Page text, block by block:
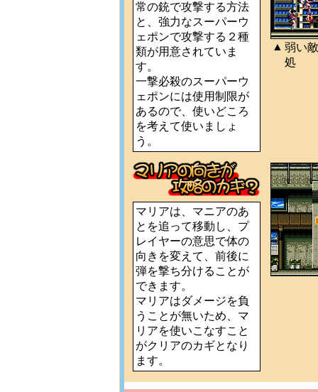
常の銃で攻撃する方法
と、強力なスーパーウ
ェポンで攻撃する２種
類が用意されていま
す。
一撃必殺のスーパーウ
ェポンには使用制限が
あるので、使いどころ
を考えて使いましょ
う。
▲ 弱い
処
マリアは、マニアのあ
とを追って移動し、プ
レイヤーの意思で体の
向きを変えて、前後に
弾を撃ち分けることが
できます。
マリアはダメージを負
うことが無いため、マ
リアを使いこなすこと
がクリアのカギとなり
ます。